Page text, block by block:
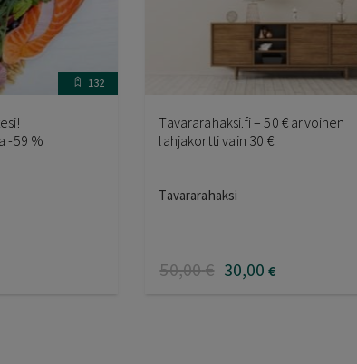
132
-59 %
Tavararahaksi.fi – 50 € arvoinen
lahjakortti vain 30 €
Tavararahaksi
50,00€ 30,00 €